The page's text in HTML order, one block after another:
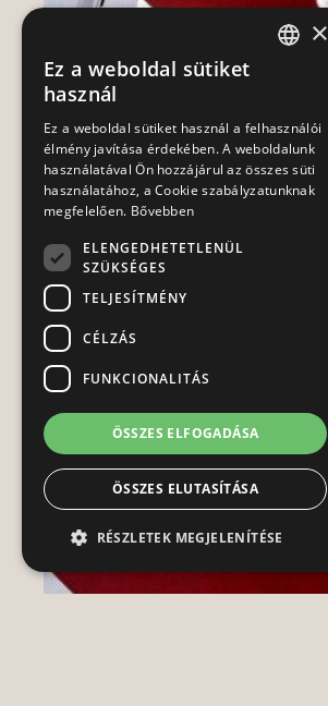
28. heti menü
×
Ez a weboldal sütiket
használ
Ez a weboldal sütiket használ a felhasználói
élmény javítása érdekében. A weboldalunk
használatával Ön hozzájárul az összes süti
használatához, a Cookie szabályzatunknak
megfelelően. Bővebben
ELENGEDHETETLENÜL
SZÜKSÉGES
TELJESÍTMÉNY
CÉLZÁS
FUNKCIONALITÁS
ÖSSZES ELFOGADÁSA
ÖSSZES ELUTASÍTÁSA
RÉSZLETEK MEGJELENÍTÉSE